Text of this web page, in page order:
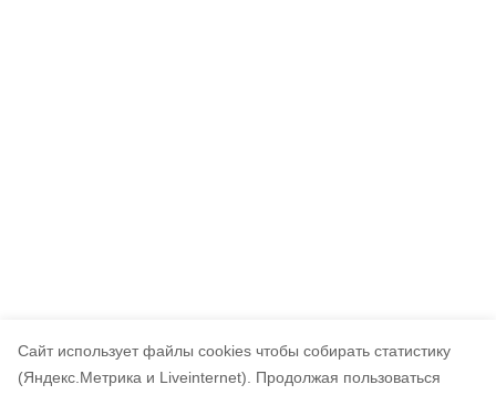
Cайт использует файлы cookies чтобы собирать статистику
(Яндекс.Метрика и Liveinternet).
Продолжая пользоваться